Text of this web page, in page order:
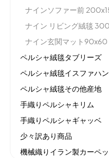
ナインソファー前
ナイン リビング絨毯
ナイン玄関マット90x60
ペルシャ絨毯タブリーズ
ペルシャ絨毯イスファハン
ペルシャ絨毯その他産地
手織りペルシャキリム
手織りペルシャギャッベ
少々訳あり商品
機械織りイラン製カーペ